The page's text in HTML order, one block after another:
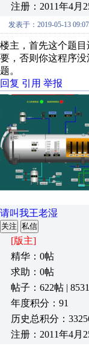
注册：2011年4月
发表于：2019-05-13
楼主，首先这个题
要，否则你这程序
题。
回复 引用 举报
请叫我王老湿
关注 私信
[版主]
精华：0帖
求助：0帖
帖子：622帖 |
年度积分：91
历史总积分：
注册：2011年4月